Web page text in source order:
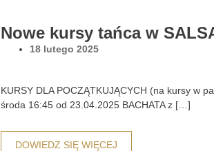
Nowe kursy tańca w
18 lutego 2025
KURSY DLA POCZĄTKUJĄCYCH (na kursy w
środa 16:45 od 23.04.2025 BACHATA z […]
DOWIEDZ SIĘ WIĘCEJ